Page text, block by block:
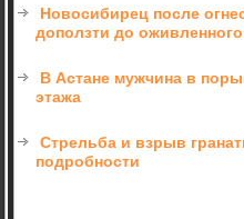
Новосибирец после
доползти до
В Астане мужчина в
этажа
Стрельба и взрыв
подробности